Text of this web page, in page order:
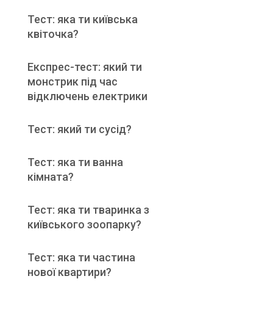
Тест: яка ти київська
квіточка?
Експрес-тест: який ти
монстрик під час
відключень електрики
Тест: який ти сусід?
Тест: яка ти ванна
кімната?
Тест: яка ти тваринка з
київського зоопарку?
Тест: яка ти частина
нової квартири?